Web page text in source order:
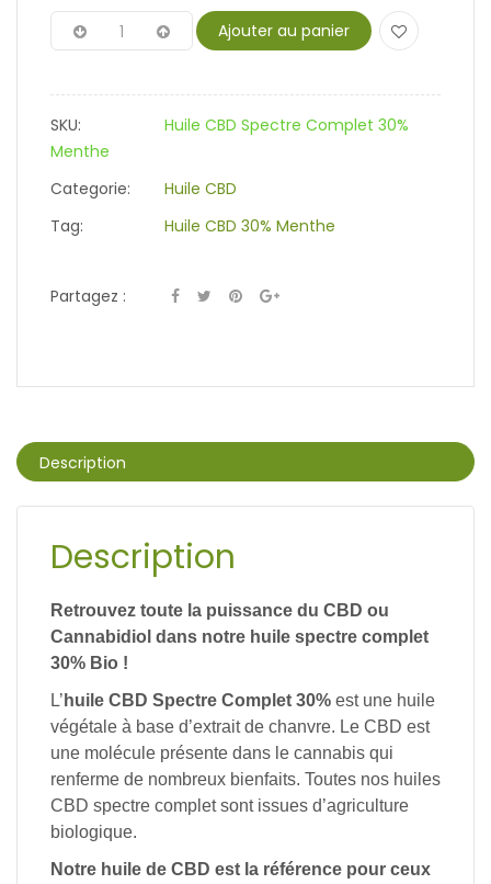
Ajouter au panier
SKU:
Huile CBD Spectre Complet 30%
Menthe
Categorie:
Huile CBD
Tag:
Huile CBD 30% Menthe
Partagez :
Description
Description
Retrouvez toute la puissance du CBD ou
Cannabidiol dans notre huile spectre complet
30% Bio !
L’ huile CBD Spectre Complet 30% est une huile
végétale à base d’extrait de chanvre. Le CBD est
une molécule présente dans le cannabis qui
renferme de nombreux bienfaits. Toutes nos huiles
CBD spectre complet sont issues d’agriculture
biologique.
Notre huile de CBD est la référence pour ceux